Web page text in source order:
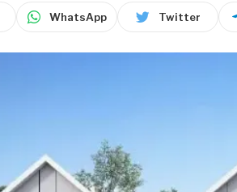
WhatsApp Twitter